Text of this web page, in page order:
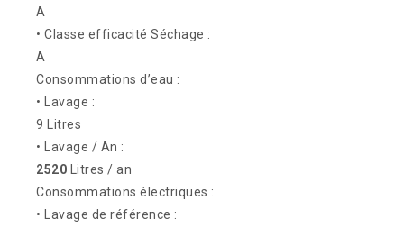
A
• Classe efficacité Séchage :
A
Consommations d’eau :
• Lavage :
9 Litres
• Lavage / An :
2520 Litres / an
Consommations électriques :
• Lavage de référence :